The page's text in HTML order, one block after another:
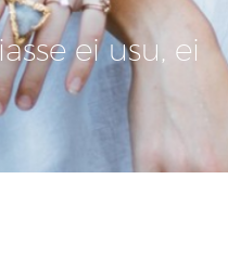
ei usu, ei